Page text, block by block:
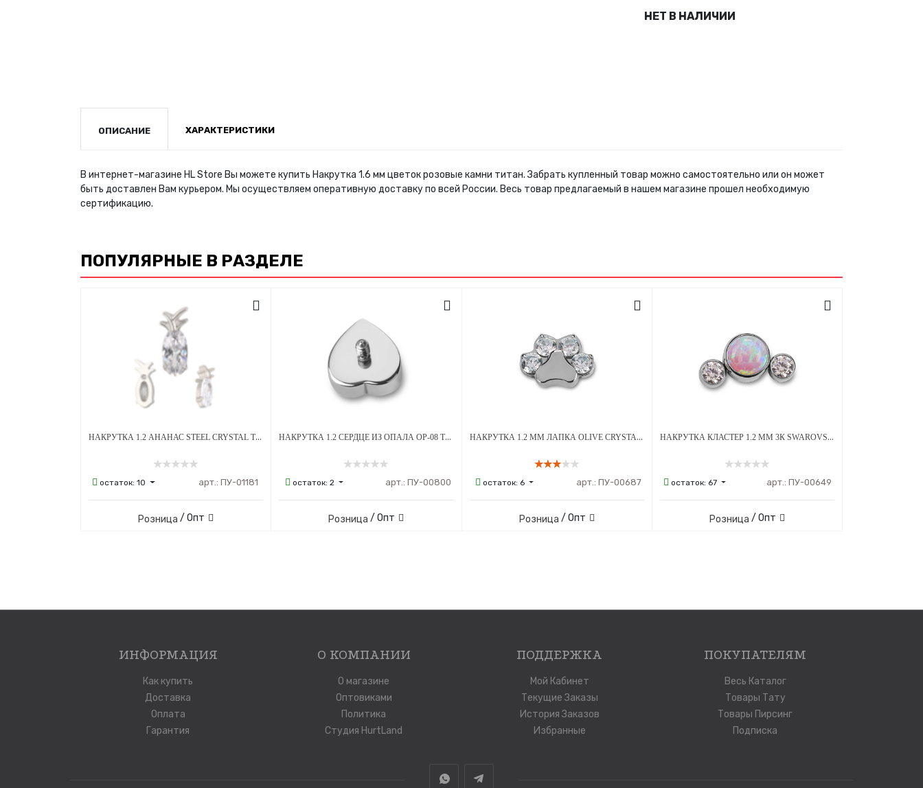
НЕТ В НАЛИЧИИ
ОПИСАНИЕ ХАРАКТЕРИСТИКИ
В интернет-магазине HL Store Вы можете купить Накрутка 1.6 мм цветок розовые камни титан. Забрать купленный товар можно самостоятельно или он может
быть доставлен Вам курьером. Мы осуществляем оперативную доставку по всей России. Весь товар предлагаемый в нашем магазине прошел необходимую
сертификацию.
ПОПУЛЯРНЫЕ В РАЗДЕЛЕ
НАКРУТКА 1.2 АНАНАС STEEL CRYSTAL ТИТАН
остаток:10 арт.: ПУ-01181
Розница / Опт
НАКРУТКА 1.2 СЕРДЦЕ ИЗ ОПАЛА OP-08 ТИТАН
остаток: 2 арт.: ПУ-00800
Розница / Опт
НАКРУТКА 1.2 ММ ЛАПКА OLIVE CRYSTAL ТИТАН
остаток: 6 арт.: ПУ-00687
Розница / Опт
НАКРУТКА КЛАСТЕР 1.2 ММ 3К SWAROVSKI CLEAR ОПАЛ OP-08 ТИТАН
остаток:67 арт.: ПУ-00649
Розница / Опт
ИНФОРМАЦИЯ
Как купить
Доставка
Оплата
Гарантия
О КОМПАНИИ
О магазине
Оптовиками
Политика
Студия HurtLand
ПОДДЕРЖКА
Мой Кабинет
Текущие Заказы
История Заказов
Избранные
ПОКУПАТЕЛЯМ
Весь Каталог
Товары Тату
Товары Пирсинг
Подписка